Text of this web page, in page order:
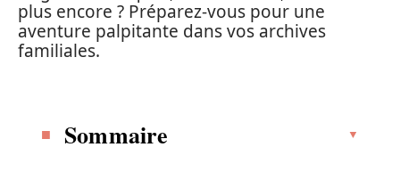
plus encore ? Préparez-vous pour une
aventure palpitante dans vos archives
familiales.
Sommaire